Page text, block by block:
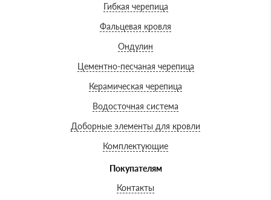
Гибкая черепица
Фальцевая кровля
Ондулин
Цементно-песчаная черепица
Керамическая черепица
Водосточная система
Доборные элементы для кровли
Комплектующие
Покупателям
Контакты